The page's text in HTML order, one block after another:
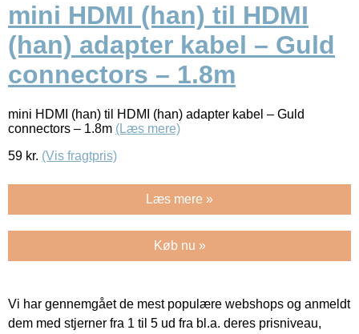
mini HDMI (han) til HDMI
(han) adapter kabel – Guld
connectors – 1.8m
mini HDMI (han) til HDMI (han) adapter kabel – Guld
connectors – 1.8m (Læs mere)
59 kr. (Vis fragtpris)
Læs mere »
Køb nu »
Vi har gennemgået de mest populære webshops og anmeldt
dem med stjerner fra 1 til 5 ud fra bl.a. deres prisniveau,